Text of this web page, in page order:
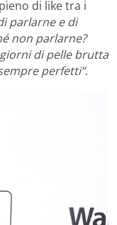
di like tra i
parlarne e di
non parlarne?
di pelle brutta
perfetti”.